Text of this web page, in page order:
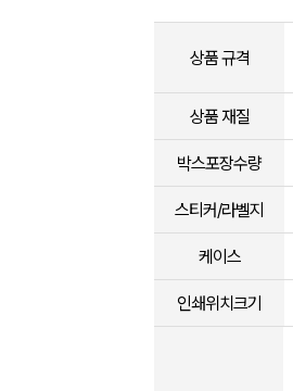
상품 규격
상품 재질
박스포장수량
스티커/라벨지
케이스
인쇄위치크기